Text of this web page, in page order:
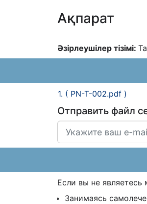
Ақпарат
Əзірлеушілер тізімі:
1. ( PN-T-002.pdf )
Отправить файл
Если вы не
Занимаясь